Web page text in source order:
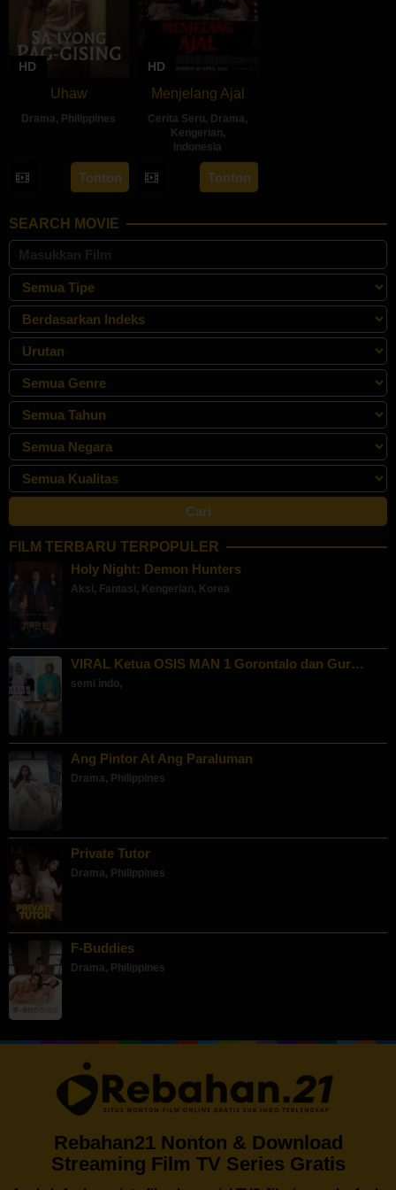
HD
Uhaw
Drama, Philippines
Aug
2024
Bonifacio
Tonton
HD
Menjelang Ajal
Cerita Seru, Drama,
Kengerian,
Indonesia
30
Apr
Hadrah
Daeng
Tonton
SEARCH MOVIE
FILM TERBARU TERPOPULER
Holy Night: Demon Hunters
Aksi, Fantasi, Kengerian, Korea
VIRAL Ketua OSIS MAN 1 Gorontalo dan Gur…
semi indo,
Ang Pintor At Ang Paraluman
Drama, Philippines
Private Tutor
Drama, Philippines
F-Buddies
Drama, Philippines
Rebahan21 Nonton & Download
Streaming Film TV Series Gratis